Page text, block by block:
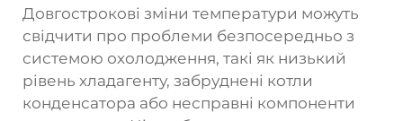
Довгострокові зміни температури можуть
свідчити про проблеми безпосередньо з
системою охолодження, такі як низький
рівень хладагенту, забруднені котли
конденсатора або несправні компоненти